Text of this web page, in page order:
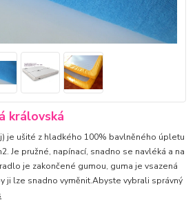
královská
je ušité z hladkého 100% bavlněného úpletu
Je pružné, napínací, snadno se navléká a na
je zakončené gumou, guma je vsazená
ji lze snadno vyměnit.Abyste vybrali správný